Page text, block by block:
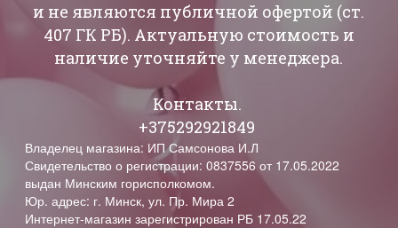
и не являются публичной офертой (ст.
407 ГК РБ). Актуальную стоимость и
наличие уточняйте у менеджера.
Контакты.
+375292921849
Владелец магазина: ИП Самсонова И.Л
Свидетельство о регистрации: 0837556 от 17.05.2022
выдан Минским горисполкомом.
Юр. адрес: г. Минск, ул. Пр. Мира 2
Интернет-магазин зарегистрирован РБ 17.05.22